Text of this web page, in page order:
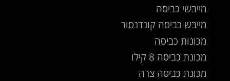
מייבשי כביסה
מייבש כביסה קונדנסור
מכונות כביסה
מכונת כביסה 8 קילו
מכונת כביסה צרה